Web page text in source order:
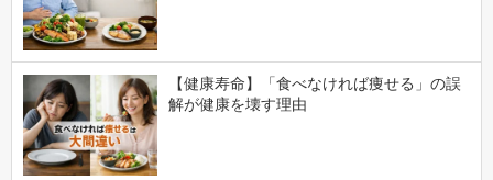
【健康寿命】「食べなければ痩せる」の誤
解が健康を壊す理由